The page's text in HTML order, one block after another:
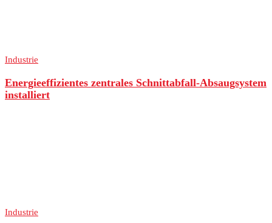
Industrie
Energieeffizientes zentrales Schnittabfall-Absaugsystem
installiert
Industrie